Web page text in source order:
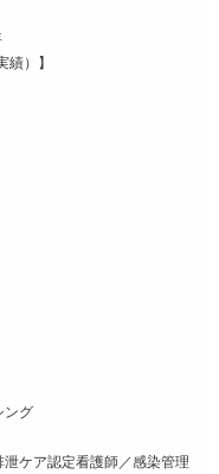
績）】
ング
ケア認定看護師／感染管理